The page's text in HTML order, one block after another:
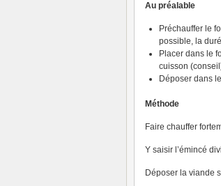
Au préalable
Préchauffer le
possible, la
Placer dans le
cuisson
Déposer dans
Méthode
Faire chauffer
Y saisir l’émincé
Déposer la viande